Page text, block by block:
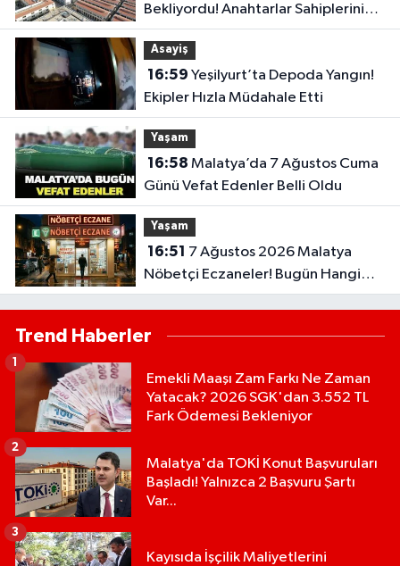
Bekliyordu! Anahtarlar Sahiplerini
Buluyor
Asayiş
16:59
Ekipler Hızla Müdahale Etti
Yaşam
16:58
Günü Vefat Edenler Belli Oldu
Yaşam
16:51
Nöbetçi Eczaneler! Bugün Hangi
Eczaneler Açık?
Trend Haberler
Emekli Maaşı Zam Farkı Ne Zaman
Yatacak? 2026 SGK'dan 3.552 TL
Fark Ödemesi Bekleniyor
1
Malatya'da TOKİ Konut Başvuruları
Başladı! Yalnızca 2 Başvuru Şartı
Var...
2
Kayısıda İşçilik Maliyetlerini
3